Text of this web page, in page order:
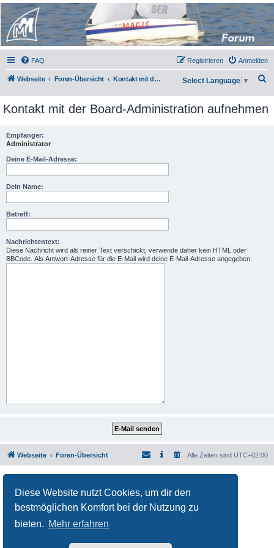
Diese Website nutzt Cookies, um dir den
bestmöglichen Komfort bei der Nutzung zu
bieten. Mehr erfahren
Micro Magic Forum
Deutschland
FAQ Anmelden
Registrieren
Webseite Foren-Übersicht Kontakt mit der Board-Administration aufnehmen
c
Select Language ▼
Kontakt mit der Board-Administration aufnehmen
Empfänger:
Administrator
Deine E-Mail-Adresse:
Dein Name:
Betreff:
Nachrichtentext:
Diese Nachricht wird als reiner Text verschickt, verwende daher kein HTML oder
BBCode. Als Antwort-Adresse für die E-Mail wird deine E-Mail-Adresse angegeben.
Webseite Foren-Übersicht Alle Zeiten sind UTC+02:00
Deutsche Übersetzung durchphpBB.de
Nutzungsbedingungen